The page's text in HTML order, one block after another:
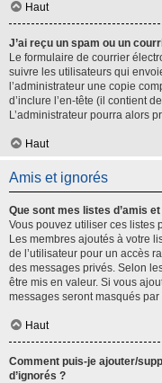
Haut
J’ai reçu un spam ou un
Le formulaire de courrier
suivre les utilisateurs qui
l’administrateur une copie
d’inclure l’en-tête (il contient
L’administrateur pourra alors
Haut
Amis et ignorés
Que sont mes listes d’amis et
Vous pouvez utiliser ces listes
Les membres ajoutés à votre
de l’utilisateur pour un accès
des messages privés. Selon
être mis en valeur. Si vous
messages seront masqués par
Haut
Comment puis-je ajouter/
d’ignorés ?